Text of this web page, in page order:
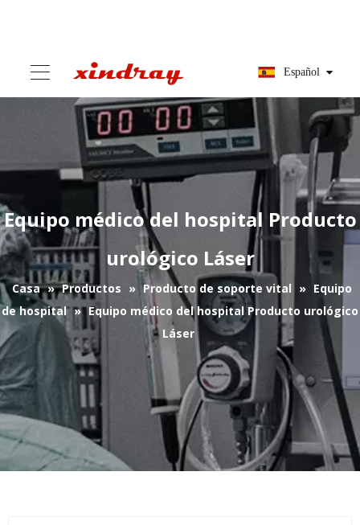
Equipo médico del hospital Producto
urológico Láser
Casa » Productos Producto de soporte vital
Equipo
de hospital » Equipo médico del hospital Producto urológico
Láser